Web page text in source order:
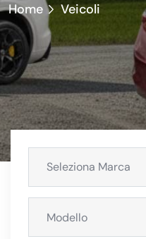
Home Veicoli
Seleziona Marca